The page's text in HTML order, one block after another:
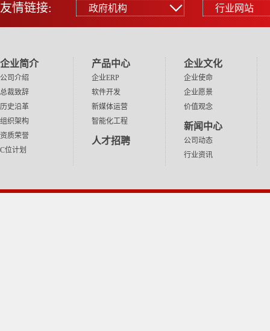
友情链接: 政府机构
政府机构
中国工信部网站
浙江省经信厅网站
浙江省科技厅网站
金华市经信局网站
金华市科技局网站
永康市人民政府网站
行业网站
行业网站
百度
腾讯
华为
小米
网易
新浪
企业简介
公司介绍
总裁致辞
历史沿革
组织架构
资质荣誉
C位计划
产品中心
企业ERP
软件开发
新媒体运营
智能化工程
人才招聘
企业文化
企业使命
企业愿景
价值观念
新闻中心
公司动态
行业资讯